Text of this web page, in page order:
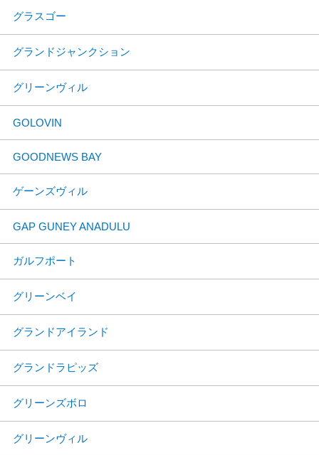
グラスゴー
グランドジャンクション
グリーンヴィル
GOLOVIN
GOODNEWS BAY
ゲーンズヴィル
GAP GUNEY ANADULU
ガルフポート
グリーンベイ
グランドアイランド
グランドラピッズ
グリーンズボロ
グリーンヴィル